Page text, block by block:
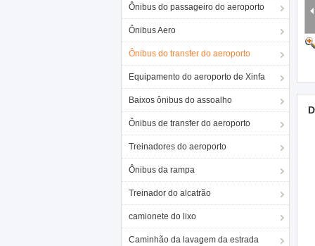
Ônibus do passageiro do aeroporto
Ônibus Aero
Ônibus do transfer do aeroporto
Equipamento do aeroporto de Xinfa
Baixos ônibus do assoalho
Ônibus de transfer do aeroporto
Treinadores do aeroporto
Ônibus da rampa
Treinador do alcatrão
camionete do lixo
Caminhão da lavagem da estrada